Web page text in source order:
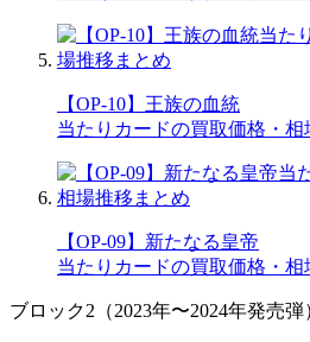
【OP-10】王族の血統
当たりカードの買取価格・相
【OP-09】新たなる皇帝
当たりカードの買取価格・相
ブロック2（2023年〜2024年発売弾